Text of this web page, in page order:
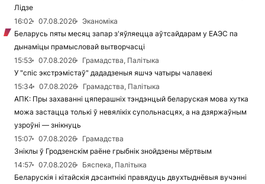
Лідзе
16:02
07.08.2026
Эканоміка
Беларусь пяты месяц запар з'яўляецца аўтсайдарам у ЕАЭС па
дынаміцы прамысловай вытворчасці
15:53
07.08.2026
Грамадства, Палітыка
У "спіс экстрэмістаў" дададзеныя яшчэ чатыры чалавекі
15:34
07.08.2026
Грамадства, Палітыка
АПК: Пры захаванні цяперашніх тэндэнцый беларуская мова хутка
можа застацца толькі ў невялікіх супольнасцях, а на дзяржаўным
узроўні — знікнуць
15:07
07.08.2026
Грамадства
Зніклы ў Гродзенскім раёне грыбнік знойдзены мёртвым
14:57
07.08.2026
Бяспека, Палітыка
Беларускія і кітайскія дэсантнікі правядуць двухтыднёвыя вучэнні